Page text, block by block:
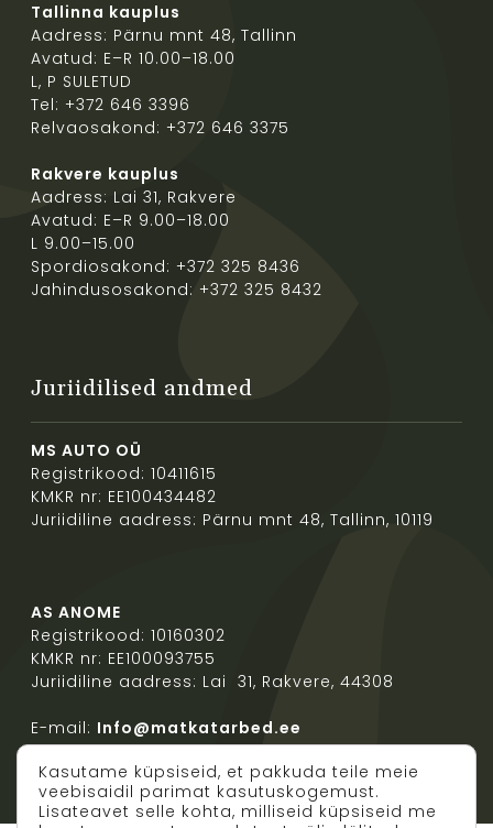
Tallinna kauplus
Aadress: Pärnu mnt 48, Tallinn
Avatud: E–R 10.00–18.00
L, P SULETUD
Tel: +372 646 3396
Relvaosakond: +372 646 3375
Rakvere kauplus
Aadress: Lai 31, Rakvere
Avatud: E–R 9.00–18.00
L 9.00–15.00
Spordiosakond: +372 325 8436
Jahindusosakond: +372 325 8432
Juriidilised andmed
MS AUTO OÜ
Registrikood: 10411615
KMKR nr: EE100434482
Juriidiline aadress: Pärnu mnt 48, Tallinn, 10119
AS ANOME
Registrikood: 10160302
KMKR nr: EE100093755
Juriidiline aadress: Lai 31, Rakvere, 44308
E-mail: Info@matkatarbed.ee
Kasutame küpsiseid, et pakkuda teile meie
veebisaidil parimat kasutuskogemust.
Lisateavet selle kohta, milliseid küpsiseid me